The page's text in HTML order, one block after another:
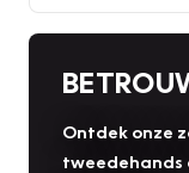
Ontdek onze
tweedehands